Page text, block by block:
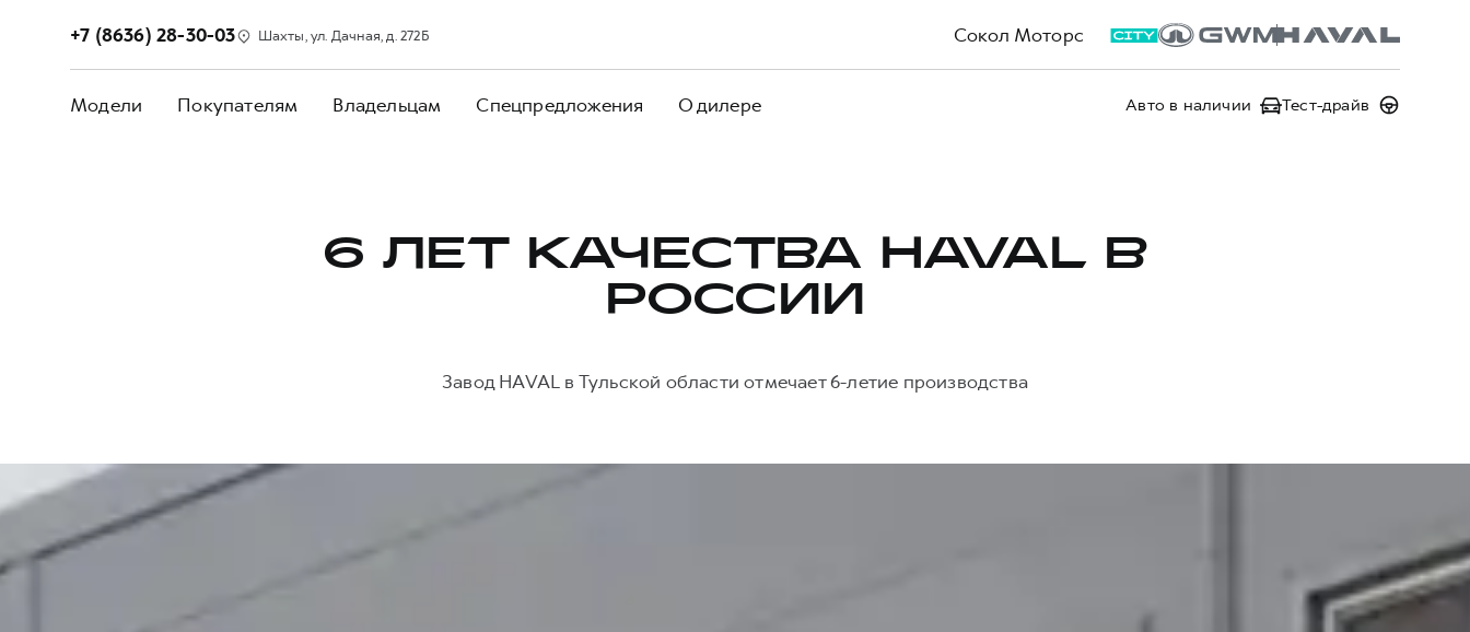
Сокол Моторс
+7 (8636) 28-30-03 Шахты, ул. Дачная, д. 272Б
Модели Покупателям Владельцам Спецпредложения О дилере Авто в наличии Тест-драйв
6 ЛЕТ КАЧЕСТВА HAVAL В
РОССИИ
Завод HAVAL в Тульской области отмечает 6-летие производства